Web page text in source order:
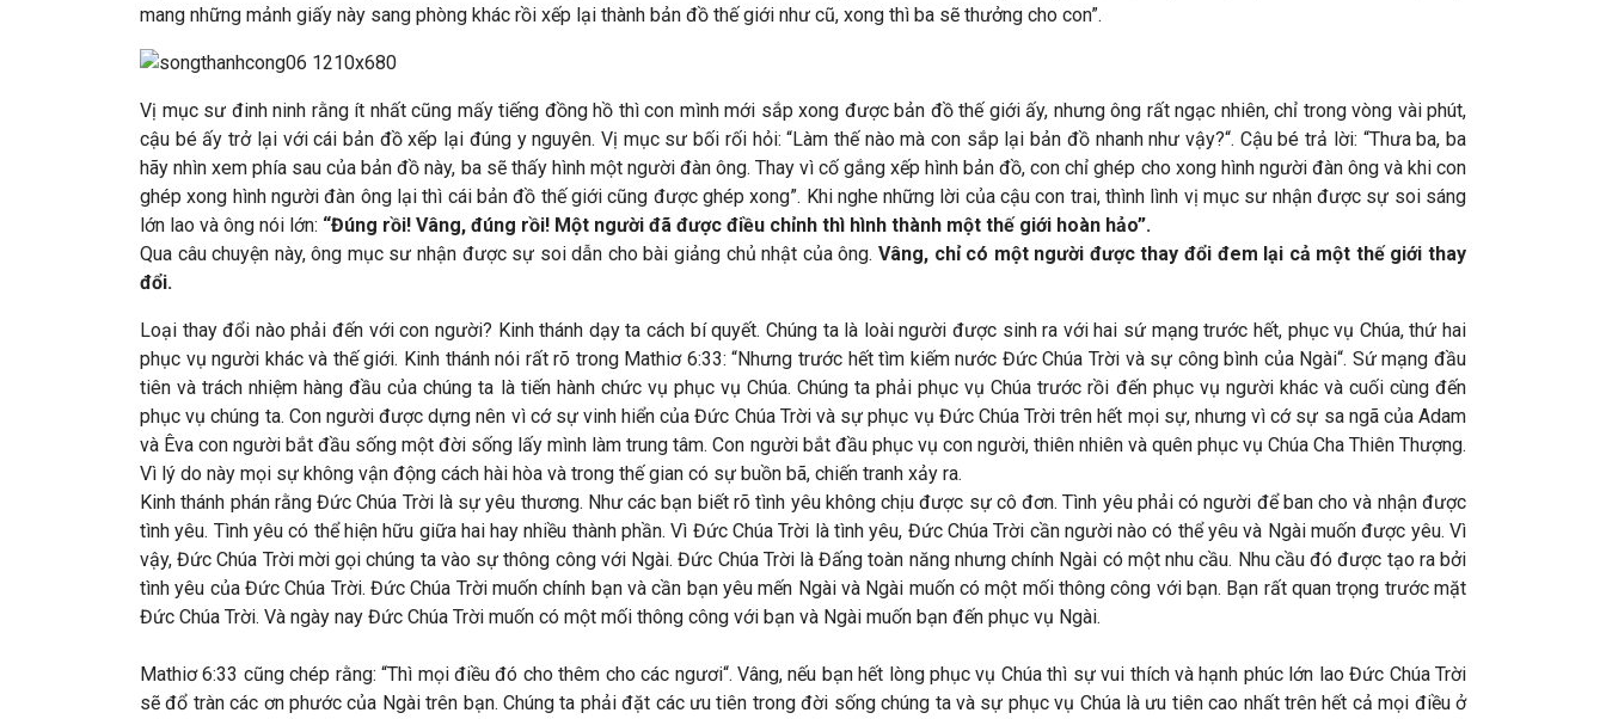
mang những mảnh giấy này sang phòng khác rồi xếp lại thành bản đồ thế giới như cũ, xong thì ba sẽ thưởng cho con”.
Vị mục sư đinh ninh rằng ít nhất cũng mấy tiếng đồng hồ thì con mình mới sắp xong được bản đồ thế giới ấy, nhưng ông rất ngạc nhiên, chỉ trong vòng vài phút,
cậu bé ấy trở lại với cái bản đồ xếp lại đúng y nguyên. Vị mục sư bối rối hỏi: “Làm thế nào mà con sắp lại bản đồ nhanh như vậy?“. Cậu bé trả lời: “Thưa ba, ba
hãy nhìn xem phía sau của bản đồ này, ba sẽ thấy hình một người đàn ông. Thay vì cố gắng xếp hình bản đồ, con chỉ ghép cho xong hình người đàn ông và khi con
ghép xong hình người đàn ông lại thì cái bản đồ thế giới cũng được ghép xong”. Khi nghe những lời của cậu con trai, thình lình vị mục sư nhận được sự soi sáng
lớn lao và ông nói lớn: “Đúng rồi! Vâng, đúng rồi! Một người đã được điều chỉnh thì hình thành một thế giới hoàn hảo”.
Qua câu chuyện này, ông mục sư nhận được sự soi dẫn cho bài giảng chủ nhật của ông. Vâng, chỉ có một người được thay đổi đem lại cả một thế giới thay
đổi.
Loại thay đổi nào phải đến với con người? Kinh thánh dạy ta cách bí quyết. Chúng ta là loài người được sinh ra với hai sứ mạng trước hết, phục vụ Chúa, thứ hai
phục vụ người khác và thế giới. Kinh thánh nói rất rõ trong Mathiơ 6:33: “Nhưng trước hết tìm kiếm nước Đức Chúa Trời và sự công bình của Ngài“. Sứ mạng đầu
tiên và trách nhiệm hàng đầu của chúng ta là tiến hành chức vụ phục vụ Chúa. Chúng ta phải phục vụ Chúa trước rồi đến phục vụ người khác và cuối cùng đến
phục vụ chúng ta. Con người được dựng nên vì cớ sự vinh hiển của Đức Chúa Trời và sự phục vụ Đức Chúa Trời trên hết mọi sự, nhưng vì cớ sự sa ngã của Adam
và Êva con người bắt đầu sống một đời sống lấy mình làm trung tâm. Con người bắt đầu phục vụ con người, thiên nhiên và quên phục vụ Chúa Cha Thiên Thượng.
Vì lý do này mọi sự không vận động cách hài hòa và trong thế gian có sự buồn bã, chiến tranh xảy ra.
Kinh thánh phán rằng Đức Chúa Trời là sự yêu thương. Như các bạn biết rõ tình yêu không chịu được sự cô đơn. Tình yêu phải có người để ban cho và nhận được
tình yêu. Tình yêu có thể hiện hữu giữa hai hay nhiều thành phần. Vì Đức Chúa Trời là tình yêu, Đức Chúa Trời cần người nào có thể yêu và Ngài muốn được yêu. Vì
vậy, Đức Chúa Trời mời gọi chúng ta vào sự thông công với Ngài. Đức Chúa Trời là Đấng toàn năng nhưng chính Ngài có một nhu cầu. Nhu cầu đó được tạo ra bởi
tình yêu của Đức Chúa Trời. Đức Chúa Trời muốn chính bạn và cần bạn yêu mến Ngài và Ngài muốn có một mối thông công với bạn. Bạn rất quan trọng trước mặt
Đức Chúa Trời. Và ngày nay Đức Chúa Trời muốn có một mối thông công với bạn và Ngài muốn bạn đến phục vụ Ngài.
Mathiơ 6:33 cũng chép rằng: “Thì mọi điều đó cho thêm cho các ngươi“. Vâng, nếu bạn hết lòng phục vụ Chúa thì sự vui thích và hạnh phúc lớn lao Đức Chúa Trời
sẽ đổ tràn các ơn phước của Ngài trên bạn. Chúng ta phải đặt các ưu tiên trong đời sống chúng ta và sự phục vụ Chúa là ưu tiên cao nhất trên hết cả mọi điều ở